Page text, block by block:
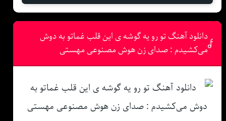
دانلود آهنگ تو رو یه گوشه ی این قلب غماتو به دوش
می‌کشیدم : صدای زن هوش مصنوعی مهستی